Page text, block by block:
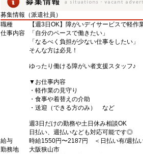
募集情報（派遣社員）
職種
【週3日OK】障がいデイサービスで軽
仕事内容
「自分のペースで働きたい」
「なるべく負担が少ない仕事をしたい」
そんな方は必見！
ゆったり働ける障がい者支援スタッフ♪
▼お仕事内容
・軽作業の見守り
・食事や着替えの介助
・送迎（できる方のみ） など
週3日だけの勤務や土日休み相談OK
日払い、週払いなども対応可能です◎
給与
時給1550円〜2187円 ＜日払い有/週払
勤務地
大阪狭山市